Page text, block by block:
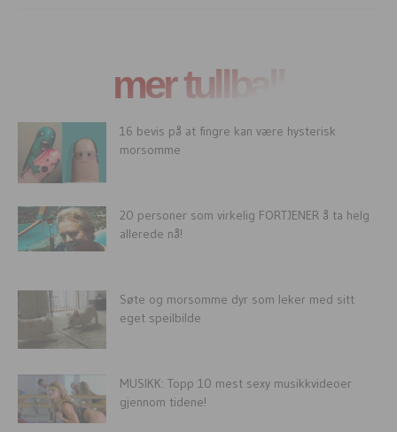
mer tullball
16 bevis på at fingre kan være hysterisk
morsomme
20 personer som virkelig FORTJENER å ta helg
allerede nå!
Søte og morsomme dyr som leker med sitt
eget speilbilde
MUSIKK: Topp 10 mest sexy musikkvideoer
gjennom tidene!